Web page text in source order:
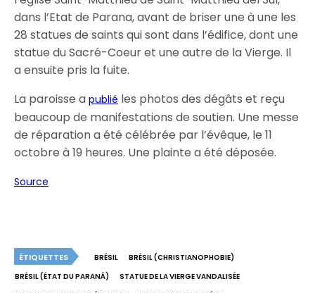
dans l’Etat de Parana, avant de briser une à une les
28 statues de saints qui sont dans l’édifice, dont une
statue du Sacré-Coeur et une autre de la Vierge. Il
a ensuite pris la fuite.
La paroisse apublié les photos des dégâts et reçu
beaucoup de manifestations de soutien. Une messe
de réparation a été célébrée par l’évêque, le 11
octobre à 19 heures. Une plainte a été déposée.
Source
ÉTIQUETTES BRÉSIL
BRÉSIL (CHRISTIANOPHOBIE)
BRÉSIL (ÉTAT DU PARANÁ)
STATUE DE LA VIERGE VANDALISÉE